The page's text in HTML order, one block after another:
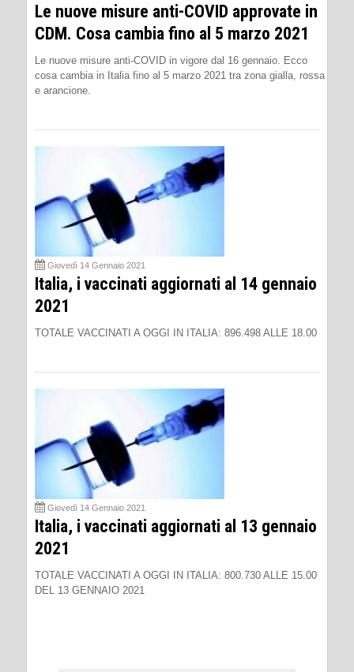
Le nuove misure anti-COVID approvate in
CDM. Cosa cambia fino al 5 marzo 2021
Le nuove misure anti-COVID in vigore dal 16 gennaio. Ecco
cosa cambia in Italia fino al 5 marzo 2021 tra zona gialla, rossa
e arancione.
Giovedì 14 Gennaio 2021
Italia, i vaccinati aggiornati al 14 gennaio
2021
TOTALE VACCINATI A OGGI IN ITALIA: 896.498 ALLE 18.00
Giovedì 14 Gennaio 2021
Italia, i vaccinati aggiornati al 13 gennaio
2021
TOTALE VACCINATI A OGGI IN ITALIA: 800.730 ALLE 15.00
DEL 13 GENNAIO 2021